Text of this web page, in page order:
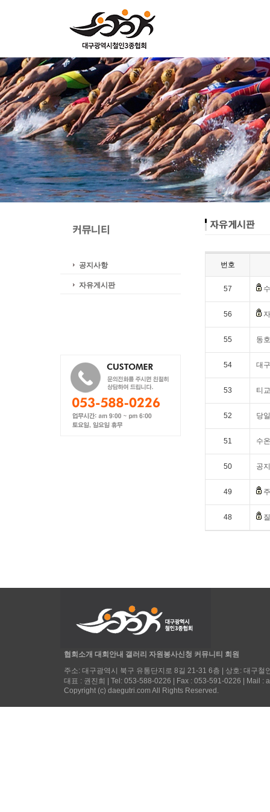
공지사항
자유게시판
번호
57
56
55 동
54 대
53 티
52 당
51 수
50 공
49
48
협회소개 대회안내 갤러리 자원봉사신청 커뮤니티 회원
주소: 대구광역시 북구 유통단지로 8길 21-31 6층 | 상호: 대구
대표 : 권진희 | Tel: 053-588-0226 | Fax : 053-591-0226 | Mail :
Copyright (c) daegutri.com All Rights Reserved.